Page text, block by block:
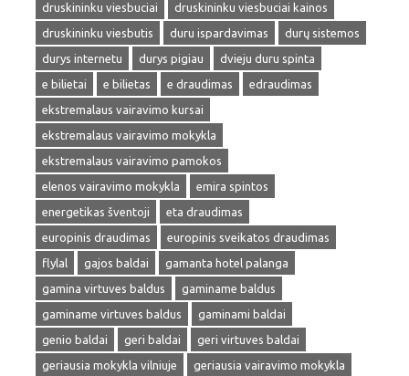
druskininku viesbuciai
druskininku viesbuciai kainos
druskininku viesbutis
duru ispardavimas
durų sistemos
durys internetu
durys pigiau
dvieju duru spinta
e bilietai
e bilietas e draudimas
edraudimas
ekstremalaus vairavimo kursai
ekstremalaus vairavimo mokykla
ekstremalaus vairavimo pamokos
elenos vairavimo mokykla
emira spintos
energetikas šventoji
eta draudimas
europinis draudimas
europinis sveikatos draudimas
flylal
gajos baldai
gamanta hotel palanga
gamina virtuves baldus
gaminame baldus
gaminame virtuves baldus
gaminami baldai
genio baldai
geri baldai
geri virtuves baldai
geriausia mokykla vilniuje
geriausia vairavimo mokykla